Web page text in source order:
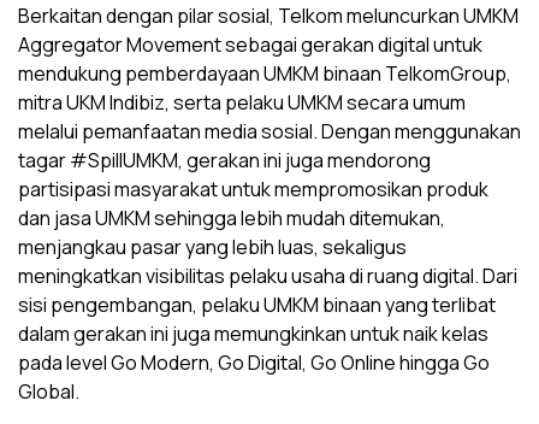
Berkaitan dengan pilar sosial, Telkom meluncurkan UMKM
Aggregator Movement sebagai gerakan digital untuk
mendukung pemberdayaan UMKM binaan TelkomGroup,
mitra UKM Indibiz, serta pelaku UMKM secara umum
melalui pemanfaatan media sosial. Dengan menggunakan
tagar #SpillUMKM, gerakan ini juga mendorong
partisipasi masyarakat untuk mempromosikan produk
dan jasa UMKM sehingga lebih mudah ditemukan,
menjangkau pasar yang lebih luas, sekaligus
meningkatkan visibilitas pelaku usaha di ruang digital. Dari
sisi pengembangan, pelaku UMKM binaan yang terlibat
dalam gerakan ini juga memungkinkan untuk naik kelas
pada level Go Modern, Go Digital, Go Online hingga Go
Global.